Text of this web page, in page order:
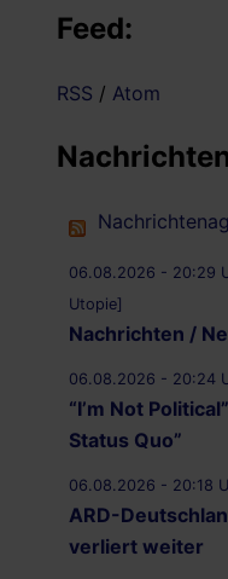
Feed:
RSS / Atom
06.08.2026 - 20:29
Utopie]
Nachrichten /
06.08.2026 - 20:24
“I’m Not
Status Quo”
06.08.2026 - 20:18
ARD-
verliert weiter